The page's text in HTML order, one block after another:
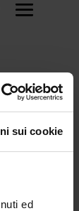
sui cookie
ed